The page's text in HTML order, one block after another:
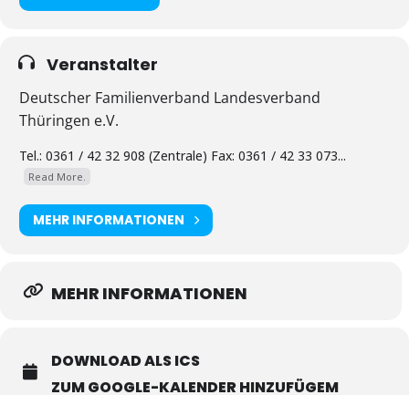
Veranstalter
Deutscher Familienverband Landesverband
Thüringen e.V.
Tel.: 0361 / 42 32 908 (Zentrale) Fax: 0361 / 42 33 073...
Read More.
MEHR INFORMATIONEN
MEHR INFORMATIONEN
DOWNLOAD ALS ICS
ZUM GOOGLE-KALENDER HINZUFÜGEM